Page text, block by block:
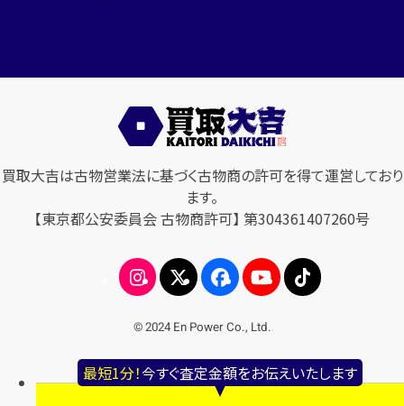
最短1分！今すぐ査定金額をお伝えいたします
買取大吉は古物営業法に基づく古物商の許可を得て運営しており
ます。
【東京都公安委員会 古物商許可】 第304361407260号
© 2024 En Power Co., Ltd.